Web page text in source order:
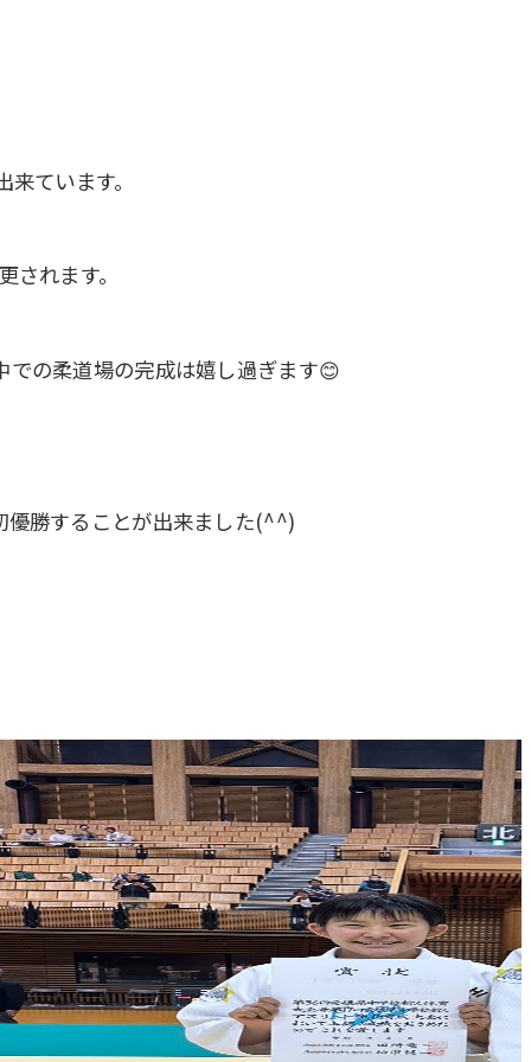
ています。
れます。
の柔道場の完成は嬉し過ぎます😊
優勝することが出来ました(^^)